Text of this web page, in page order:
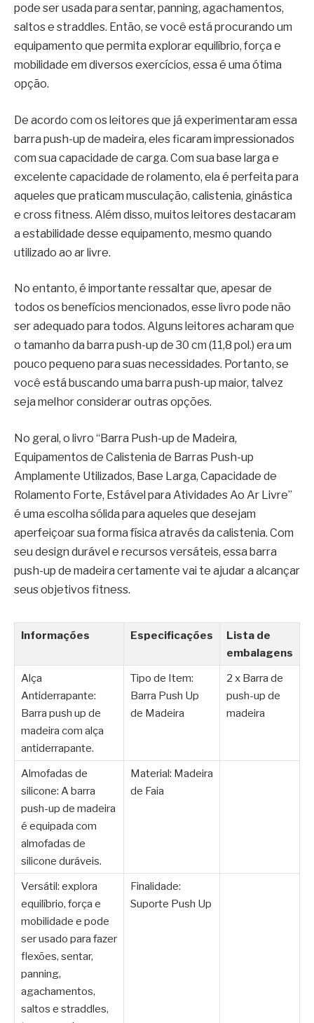
pode ser usada para sentar, panning, agachamentos,
saltos e straddles. Então, se você está procurando um
equipamento que permita explorar equilíbrio, força e
mobilidade em diversos exercícios, essa é uma ótima
opção.
De acordo com os leitores que já experimentaram essa
barra push-up de madeira, eles ficaram impressionados
com sua capacidade de carga. Com sua base larga e
excelente capacidade de rolamento, ela é perfeita para
aqueles que praticam musculação, calistenia, ginástica
e cross fitness. Além disso, muitos leitores destacaram
a estabilidade desse equipamento, mesmo quando
utilizado ao ar livre.
No entanto, é importante ressaltar que, apesar de
todos os benefícios mencionados, esse livro pode não
ser adequado para todos. Alguns leitores acharam que
o tamanho da barra push-up de 30 cm (11,8 pol.) era um
pouco pequeno para suas necessidades. Portanto, se
você está buscando uma barra push-up maior, talvez
seja melhor considerar outras opções.
No geral, o livro “Barra Push-up de Madeira,
Equipamentos de Calistenia de Barras Push-up
Amplamente Utilizados, Base Larga, Capacidade de
Rolamento Forte, Estável para Atividades Ao Ar Livre”
é uma escolha sólida para aqueles que desejam
aperfeiçoar sua forma física através da calistenia. Com
seu design durável e recursos versáteis, essa barra
push-up de madeira certamente vai te ajudar a alcançar
seus objetivos fitness.
Informações Especificações
Lista de
embalagens
Alça
Antiderrapante:
Barra push up de
madeira com alça
antiderrapante.
Tipo de Item:
Barra Push Up
de Madeira
2 x Barra de
push-up de
madeira
Almofadas de
silicone: A barra
push-up de madeira
é equipada com
almofadas de
silicone duráveis.
Material: Madeira
de Faia
Versátil: explora
equilíbrio, força e
mobilidade e pode
ser usado para fazer
flexões, sentar,
panning,
agachamentos,
saltos e straddles,
Finalidade:
Suporte Push Up